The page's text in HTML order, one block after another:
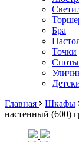
Бра
Точки
Споты
Главная
Шкафы
настенный (600)